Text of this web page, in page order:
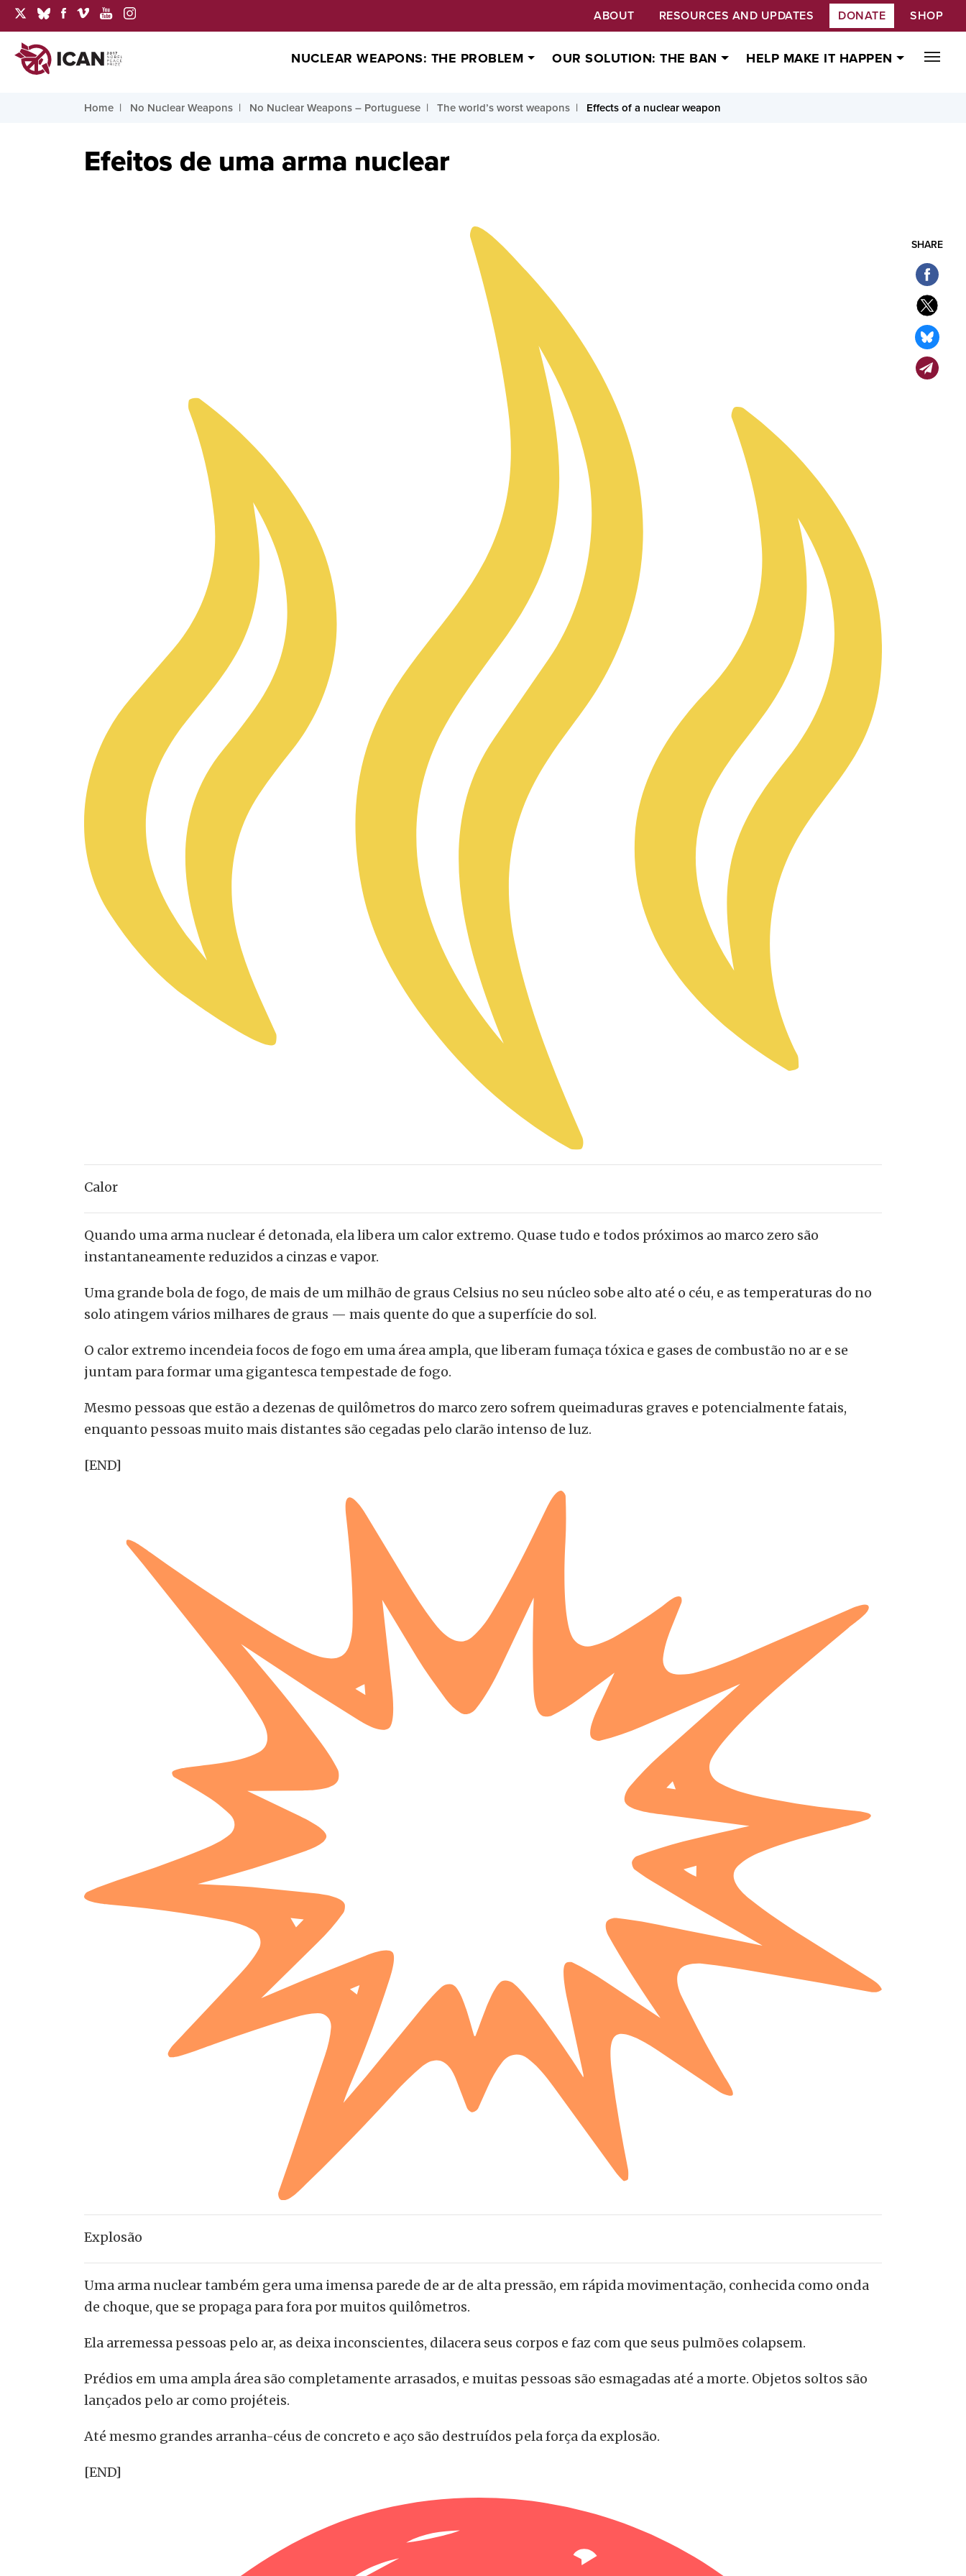
ABOUT RESOURCES AND UPDATES DONATE SHOP
NUCLEAR WEAPONS: THE PROBLEM OUR SOLUTION: THE BAN HELP MAKE IT HAPPEN
Home No Nuclear Weapons No Nuclear Weapons – Portuguese The world’s worst weapons Effects of a nuclear weapon
SHARE
Efeitos de uma arma nuclear
Calor
Quando uma arma nuclear é detonada, ela libera um calor extremo. Quase tudo e todos próximos ao marco zero são
instantaneamente reduzidos a cinzas e vapor.
Uma grande bola de fogo, de mais de um milhão de graus Celsius no seu núcleo sobe alto até o céu, e as temperaturas do no
solo atingem vários milhares de graus — mais quente do que a superfície do sol.
O calor extremo incendeia focos de fogo em uma área ampla, que liberam fumaça tóxica e gases de combustão no ar e se
juntam para formar uma gigantesca tempestade de fogo.
Mesmo pessoas que estão a dezenas de quilômetros do marco zero sofrem queimaduras graves e potencialmente fatais,
enquanto pessoas muito mais distantes são cegadas pelo clarão intenso de luz.
[END]
Explosão
Uma arma nuclear também gera uma imensa parede de ar de alta pressão, em rápida movimentação, conhecida como onda
de choque, que se propaga para fora por muitos quilômetros.
Ela arremessa pessoas pelo ar, as deixa inconscientes, dilacera seus corpos e faz com que seus pulmões colapsem.
Prédios em uma ampla área são completamente arrasados, e muitas pessoas são esmagadas até a morte. Objetos soltos são
lançados pelo ar como projéteis.
Até mesmo grandes arranha-céus de concreto e aço são destruídos pela força da explosão.
[END]